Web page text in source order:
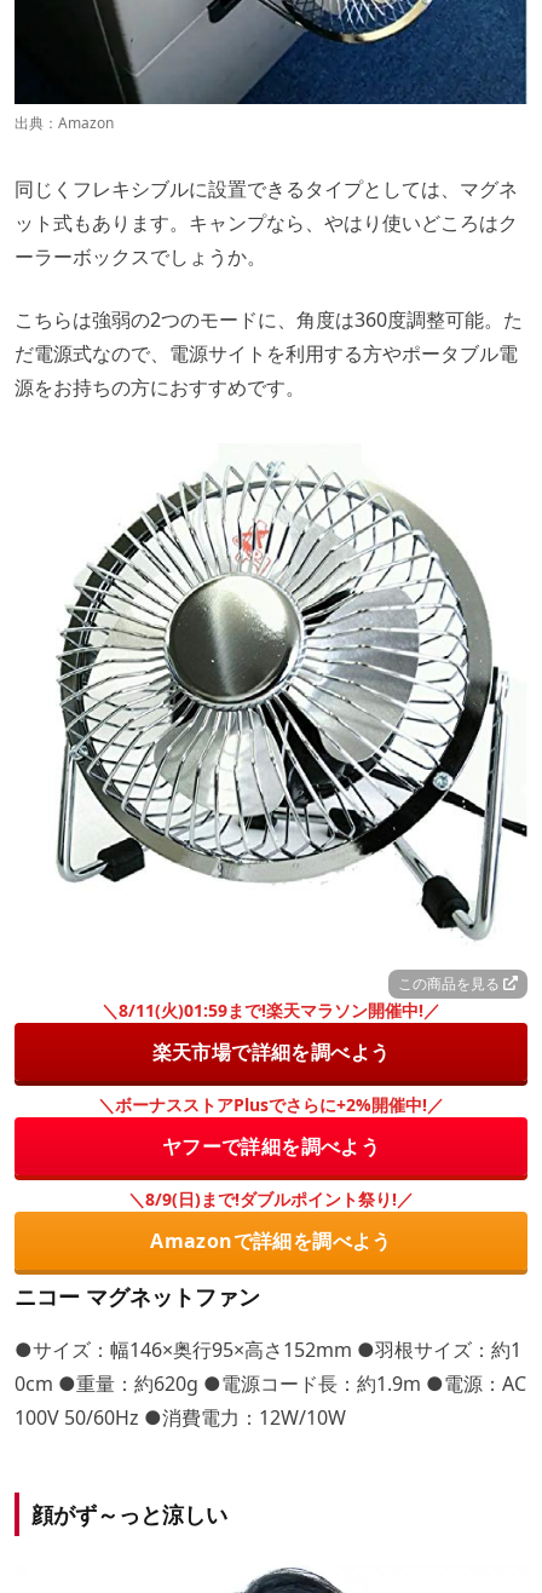
出典： Amazon
同じくフレキシブルに設置できるタイプとしては、マグネ
ット式もあります。キャンプなら、やはり使いどころはク
ーラーボックスでしょうか。
こちらは強弱の2つのモードに、角度は360度調整可能。た
だ電源式なので、電源サイトを利用する方やポータブル電
源をお持ちの方におすすめです。
この商品を見る
＼8/11(火)01:59まで!楽天マラソン開催中!／
楽天市場で詳細を調べよう
＼ボーナスストアPlusでさらに+2%開催中!／
ヤフーで詳細を調べよう
＼8/9(日)まで!ダブルポイント祭り!／
Amazonで詳細を調べよう
ニコー マグネットファン
●サイズ：幅146×奥行95×高さ152mm ●羽根サイズ：約1
0cm ●重量：約620g ●電源コード長：約1.9m ●電源：AC
100V 50/60Hz ●消費電力：12W/10W
顔がず～っと涼しい